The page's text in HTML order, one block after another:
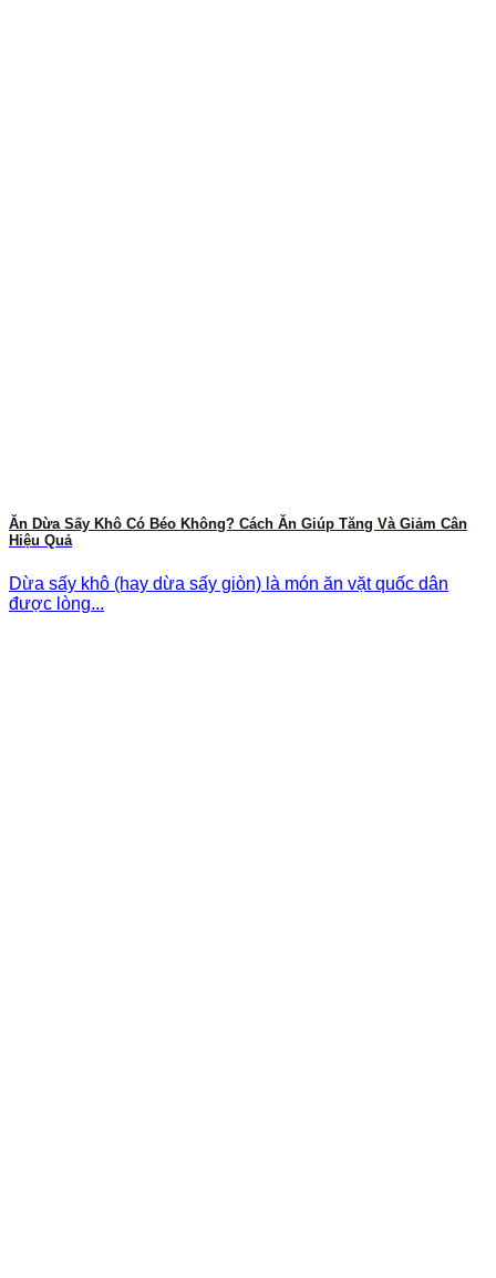
Ăn Dừa Sấy Khô Có Béo Không? Cách Ăn Giúp Tăng Và Giảm Cân
Hiệu Quả
Dừa sấy khô (hay dừa sấy giòn) là món ăn vặt quốc dân
được lòng...